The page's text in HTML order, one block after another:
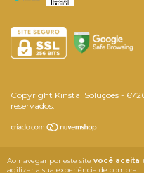
Ao navegar por este site você aceita
agilizar a sua experiência de compra.
Copyright Kinstal Soluções -
reservados.